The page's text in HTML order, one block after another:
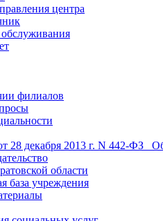
центра
филиалов
28 декабря 2013 г. N 442-ФЗ
области
база учреждения